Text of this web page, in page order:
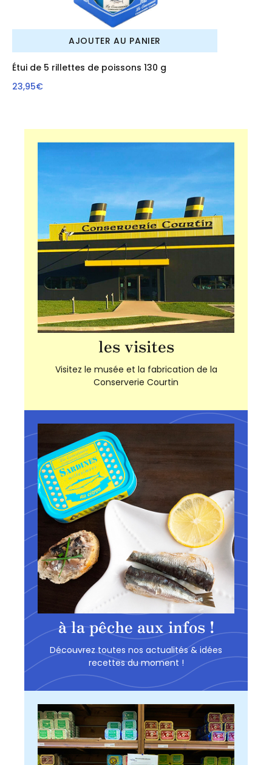
AJOUTER AU PANIER
Étui de 5 rillettes de poissons 130 g
23,95€
les visites
Visitez le musée et la fabrication de la
Conserverie Courtin
à la pêche aux infos !
Découvrez toutes nos actualités & idées
recettes du moment !